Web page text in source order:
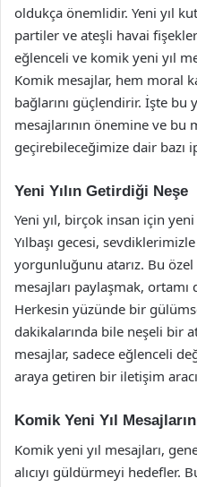
oldukça önemlidir. Yeni yıl
partiler ve ateşli havai
eğlenceli ve komik yeni yıl
Komik mesajlar, hem moral
bağlarını güçlendirir. İşte bu
mesajlarının önemine ve bu
geçirebileceğimize dair bazı
Yeni Yılın Getirdiği Neşe
Yeni yıl, birçok insan için
Yılbaşı gecesi,
yorgunluğunu atarız. Bu
mesajları paylaşmak,
Herkesin yüzünde bir
dakikalarında bile neşeli bir
mesajlar, sadece eğlenceli
araya getiren bir iletişim
Komik Yeni Yıl
Komik yeni yıl mesajları,
alıcıyı güldürmeyi hedefler.